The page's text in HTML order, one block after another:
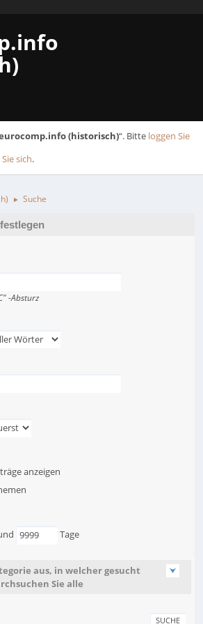
(historisch)“. Bitte loggen Sie
sich.
► Suche
-Absturz
anzeigen
Tage
aus, in welcher gesucht
Sie alle